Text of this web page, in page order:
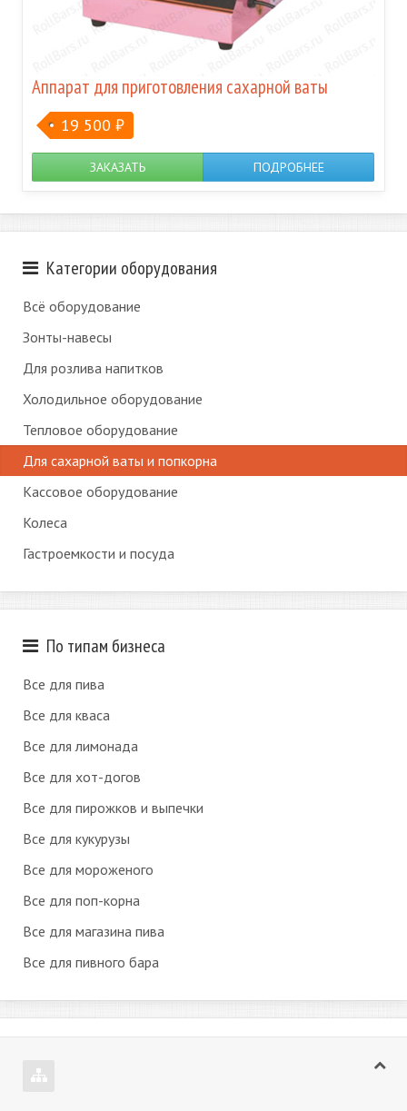
Аппарат для приготовления сахарной ваты
19 500 ₽
ЗАКАЗАТЬ ПОДРОБНЕЕ
Категории оборудования
Всё оборудование
Зонты-навесы
Для розлива напитков
Холодильное оборудование
Тепловое оборудование
Для сахарной ваты и попкорна
Кассовое оборудование
Колеса
Гастроемкости и посуда
По типам бизнеса
Все для пива
Все для кваса
Все для лимонада
Все для хот-догов
Все для пирожков и выпечки
Все для кукурузы
Все для мороженого
Все для поп-корна
Все для магазина пива
Все для пивного бара